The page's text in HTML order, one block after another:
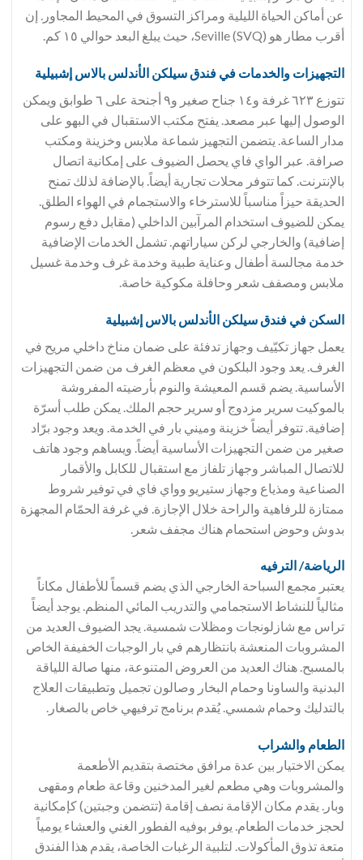
عن أماكن الحياة الليلية ومراكز التسوق في المحيط المجاور. إن
أقرب مطار هو Seville (SVQ)، حيث يبلغ البعد حوالي ١٥ كم.
التجهيزات والخدمات في فندق سيلكن الأندلس بالاس إشبيلية
تتوزع ٦٢٣ غرفة و١٤ جناح صغير و٩ أجنحة على ٦ طوابق ويمكن
الوصول إليها عبر مصعد. يفتح مكتب الاستقبال في البهو على
مدار الساعة. يتضمن التجهيز شماعة ملابس وخزينة ومكتب
صرافة. عبر الواي فاي يحصل الضيوف على إمكانية اتصال
بالإنترنت. كما تتوفر محلات تجارية أيضاً. بالإضافة لذلك تمنح
الحديقة حيزاً مناسباً للاسترخاء والاستجمام في الهواء الطلق.
يمكن للضيوف استخدام المرآبين الداخلي (مقابل دفع رسوم
إضافية) والخارجي لركن سياراتهم. تشمل الخدمات الإضافية
خدمة مجالسة أطفال وعناية طبية وخدمة غرف وخدمة غسيل
ملابس ومصفف شعر وحافلة مكوكية خاصة.
السكن في فندق سيلكن الأندلس بالاس إشبيلية
يعمل جهاز تكيّيف وجهاز تدفئة على ضمان مناخ داخلي مريح في
الغرف. يعد وجود البلكون في معظم الغرف من ضمن التجهيزات
الأساسية. يضم قسم المعيشة والنوم بأرضيته المفروشة
بالموكيت سرير مزدوج أو سرير حجم الملك. يمكن طلب أسرّة
إضافية. تتوفر أيضاً خزينة وميني بار في الخدمة. ويعد وجود برّاد
صغير من ضمن التجهيزات الأساسية أيضاً. ويساهم وجود هاتف
للاتصال المباشر وجهاز تلفاز مع استقبال للكابل والأقمار
الصناعية ومذياع وجهاز ستيريو وواي فاي في توفير شروط
ممتازة للرفاهية والراحة خلال الإجازة. في غرفة الحمّام المجهزة
بدوش وحوض استحمام هناك مجفف شعر.
الرياضة/ الترفيه
يعتبر مجمع السباحة الخارجي الذي يضم قسماً للأطفال مكاناً
مثالياً للنشاط الاستجمامي والتدريب المائي المنظم. يوجد أيضاً
تراس مع شازلونجات ومظلات شمسية. يجد الضيوف العديد من
المشروبات المنعشة بانتظارهم في بار الوجبات الخفيفة الخاص
بالمسبح. هناك العديد من العروض المتنوعة، منها صالة اللياقة
البدنية والساونا وحمام البخار وصالون تجميل وتطبيقات العلاج
بالتدليك وحمام شمسي. يُقدم برنامج ترفيهي خاص بالصغار.
الطعام والشراب
يمكن الاختيار بين عدة مرافق مختصة بتقديم الأطعمة
والمشروبات وهي مطعم لغير المدخنين وقاعة طعام ومقهى
وبار. يقدم مكان الإقامة نصف إقامة (تتضمن وجبتين) كإمكانية
لحجز خدمات الطعام. يوفر بوفيه الفطور الغني والعشاء يومياً
متعة تذوق المأكولات. لتلبية الرغبات الخاصة، يقدم هذا الفندق